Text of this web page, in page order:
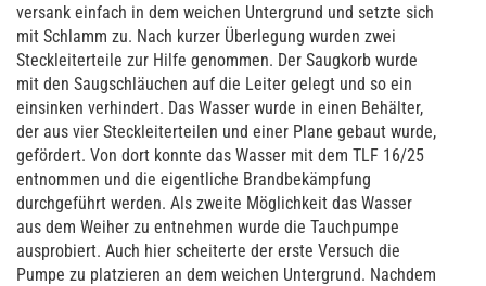
versank einfach in dem weichen Untergrund und setzte sich
mit Schlamm zu. Nach kurzer Überlegung wurden zwei
Steckleiterteile zur Hilfe genommen. Der Saugkorb wurde
mit den Saugschläuchen auf die Leiter gelegt und so ein
einsinken verhindert. Das Wasser wurde in einen Behälter,
der aus vier Steckleiterteilen und einer Plane gebaut wurde,
gefördert. Von dort konnte das Wasser mit dem TLF 16/25
entnommen und die eigentliche Brandbekämpfung
durchgeführt werden. Als zweite Möglichkeit das Wasser
aus dem Weiher zu entnehmen wurde die Tauchpumpe
ausprobiert. Auch hier scheiterte der erste Versuch die
Pumpe zu platzieren an dem weichen Untergrund. Nachdem